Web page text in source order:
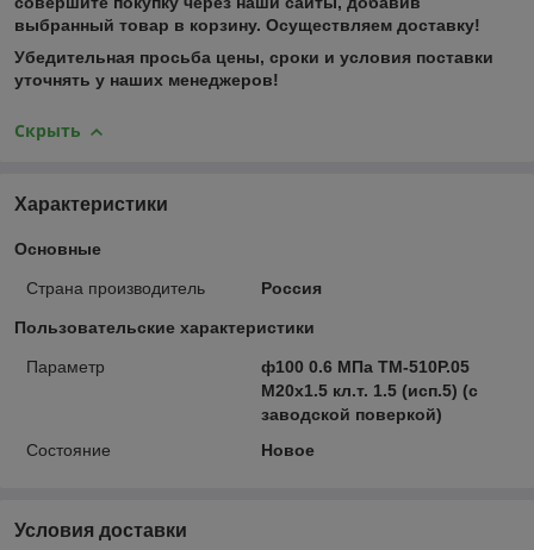
выбранный товар в корзину. Осуществляем доставку!
Убедительная просьба цены, сроки и условия поставки
уточнять у наших менеджеров!
Скрыть
Характеристики
Основные
Страна производитель Россия
Пользовательские характеристики
Параметр
ф100 0.6 МПа ТМ-510Р.05
М20х1.5 кл.т. 1.5 (исп.5) (с
заводской поверкой)
Состояние
Новое
Условия доставки